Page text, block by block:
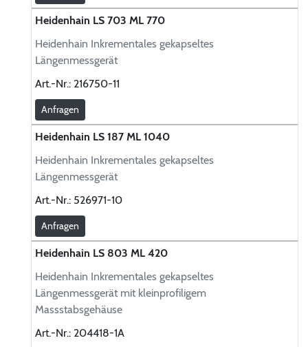
Heidenhain LS 703 ML 770
Heidenhain Inkrementales gekapseltes
Längenmessgerät
Art.-Nr.: 216750-11
Anfragen
Heidenhain LS 187 ML 1040
Heidenhain Inkrementales gekapseltes
Längenmessgerät
Art.-Nr.: 526971-10
Anfragen
Heidenhain LS 803 ML 420
Heidenhain Inkrementales gekapseltes
Längenmessgerät mit kleinprofiligem
Massstabsgehäuse
Art.-Nr.: 204418-1A